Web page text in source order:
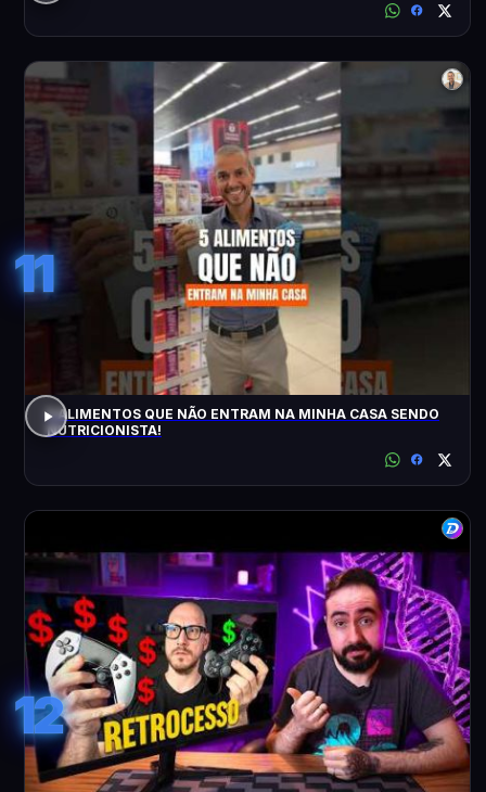
11
5 ALIMENTOS QUE NÃO ENTRAM NA MINHA CASA SENDO
NUTRICIONISTA!
12